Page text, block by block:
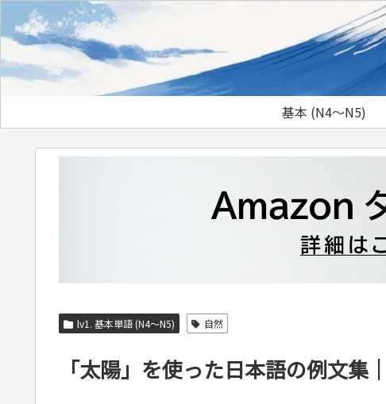
基本 (N4～N5)
lv1. 基本単語 (N4～N5) 自然
「太陽」を使った日本語の例文集